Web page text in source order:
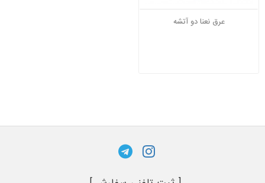
عرق نعنا دو آتشه